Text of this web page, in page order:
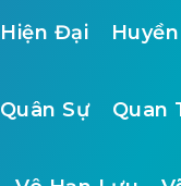
Hiện Đại
Quân Sự Quan